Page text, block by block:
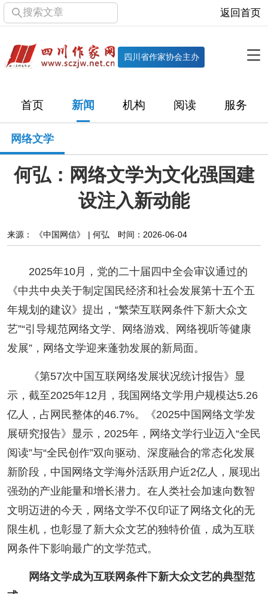
搜索文章 返回首页
四川省作家协会主办
首页 新闻 机构 阅读 服务
机构
直属单位 团体会员 主管社团 专门委员会
历届主席团
新闻
文学动态 作协工作
十百千 网络文学 万千百十
小说 散文 诗歌 文学评论
校园文学 其他阅读 文学访谈 作家新作
服务
入会须知 会员管理 文学奖项 报刊联盟
四川文学 星星诗刊 当代文坛 四川作家报
公告公示
公告公示 讣告 征稿启事 新会员发展名单
人事考试
网络文学
何弘：网络文学为文化强国建
设注入新动能
来源： 《中国网信》 | 何弘 时间：2026-06-04
2025年10月，党的二十届四中全会审议通过的
《中共中央关于制定国民经济和社会发展第十五个五
年规划的建议》提出，“繁荣互联网条件下新大众文
艺”“引导规范网络文学、网络游戏、网络视听等健康
发展”，网络文学迎来蓬勃发展的新局面。
《第57次中国互联网络发展状况统计报告》显
示，截至2025年12月，我国网络文学用户规模达5.26
亿人，占网民整体的46.7%。《2025中国网络文学发
展研究报告》显示，2025年，网络文学行业迈入“全民
阅读”与“全民创作”双向驱动、深度融合的常态化发展
新阶段，中国网络文学海外活跃用户近2亿人，展现出
强劲的产业能量和增长潜力。在人类社会加速向数智
文明迈进的今天，网络文学不仅印证了网络文化的无
限生机，也彰显了新大众文艺的独特价值，成为互联
网条件下影响最广的文学范式。
网络文学成为互联网条件下新大众文艺的典型范